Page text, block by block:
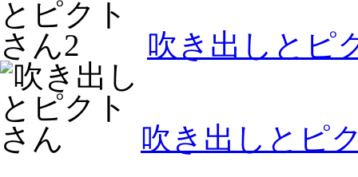
吹き出しとピ
吹き出しとピ